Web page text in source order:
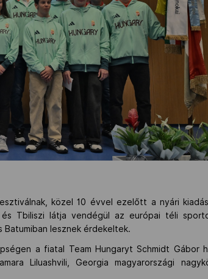
közel 10 évvel ezelőtt a nyári
Tbiliszi látja vendégül az európai téli
lesznek érdekeltek.
a fiatal Team Hungaryt Schmidt Gábor
Liluashvili, Georgia magyarországi